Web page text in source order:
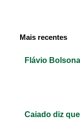
Mais recentes
Flávio
Caiado diz